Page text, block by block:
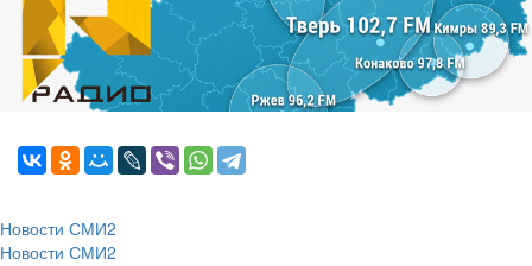
Новости СМИ2
Новости СМИ2